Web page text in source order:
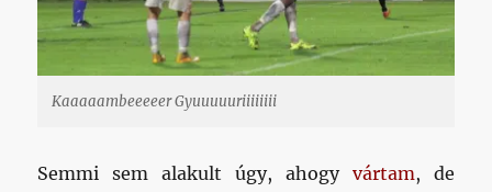
Kaaaaambeeeeer Gyuuuuuriiiiiiii
Semmi sem alakult úgy, ahogy vártam, de